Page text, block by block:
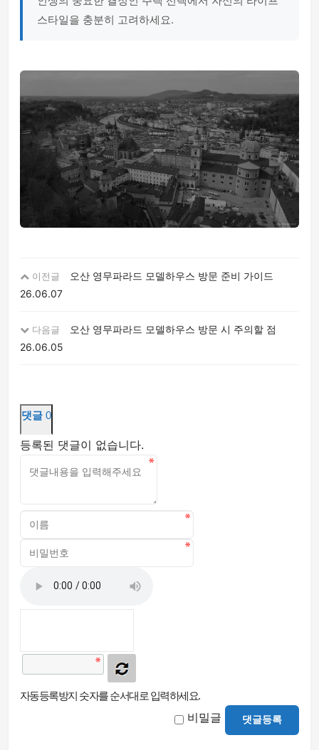
스타일을 충분히 고려하세요.
이전글
오산 영무파라드 모델하우스 방문 준비 가이드
26.06.07
다음글
오산 영무파라드 모델하우스 방문 시 주의할 점
26.06.05
댓글 0
등록된 댓글이 없습니다.
자동등록방지 숫자를 순서대로 입력하세요.
비밀글 댓글등록